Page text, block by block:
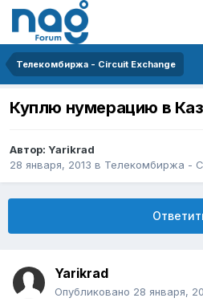
Телекомбиржа - Circuit Exchange
Куплю нумерацию в
Автор: Yarikrad
28 января, 2013 в Телекомбиржа -
Yarikrad
Опубликовано 28 января,